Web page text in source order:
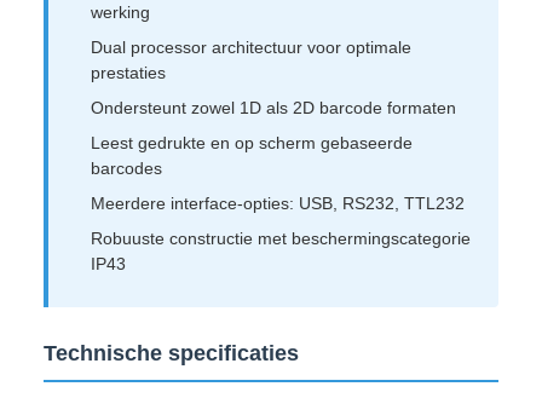
werking
Dual processor architectuur voor optimale
prestaties
Ondersteunt zowel 1D als 2D barcode formaten
Leest gedrukte en op scherm gebaseerde
barcodes
Meerdere interface-opties: USB, RS232, TTL232
Robuuste constructie met beschermingscategorie
IP43
Technische specificaties